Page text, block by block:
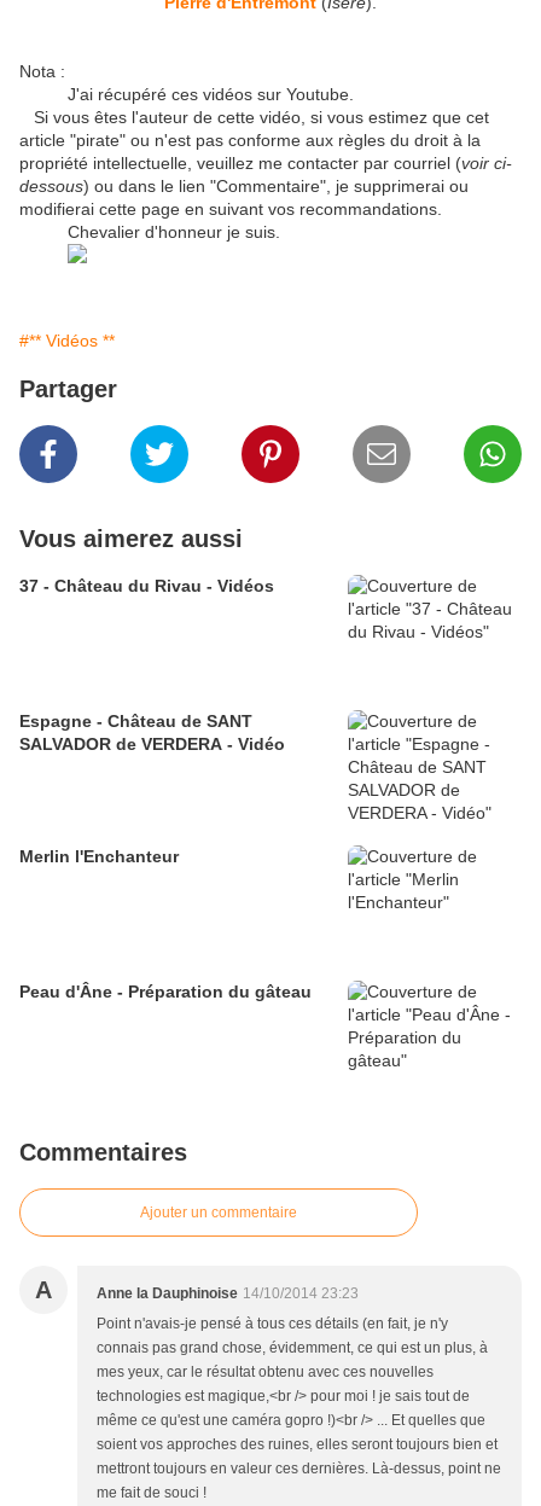
Nota :
J'ai récupéré ces vidéos sur Youtube.
Si vous êtes l'auteur de cette vidéo, si vous estimez que cet
article "pirate" ou n'est pas conforme aux règles du droit à la
propriété intellectuelle, veuillez me contacter par courriel (voir ci-
dessous) ou dans le lien "Commentaire", je supprimerai ou
modifierai cette page en suivant vos recommandations.
Chevalier d'honneur je suis.
#** Vidéos **
Partager
Vous aimerez aussi
37 - Château du Rivau - Vidéos
Espagne - Château de SANT
SALVADOR de VERDERA - Vidéo
Merlin l'Enchanteur
Peau d'Âne - Préparation du gâteau
Commentaires
Ajouter un commentaire
A Anne la Dauphinoise 14/10/2014 23:23
Point n'avais-je pensé à tous ces détails (en fait, je n'y
connais pas grand chose, évidemment, ce qui est un plus, à
mes yeux, car le résultat obtenu avec ces nouvelles
technologies est magique,<br /> pour moi ! je sais tout de
même ce qu'est une caméra gopro !)<br /> ... Et quelles que
soient vos approches des ruines, elles seront toujours bien et
mettront toujours en valeur ces dernières. Là-dessus, point ne
me fait de souci !